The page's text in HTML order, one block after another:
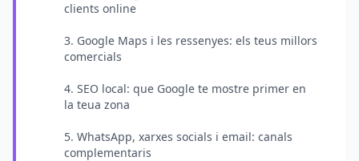
clients online
3. Google Maps i les ressenyes: els teus millors
comercials
4. SEO local: que Google te mostre primer en
la teua zona
5. WhatsApp, xarxes socials i email: canals
complementaris